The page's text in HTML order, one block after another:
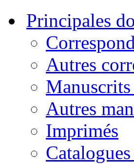
Principales
Autres
Autres
Imprimés